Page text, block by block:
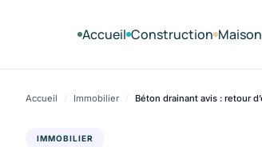
Accueil Construction Maison
Accueil / Immobilier / Béton drainant avis : retour
IMMOBILIER